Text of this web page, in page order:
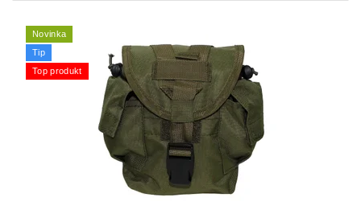
Novinka
Tip
Top produkt